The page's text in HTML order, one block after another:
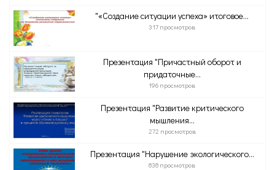
"«Создание ситуации успеха» итоговое...
317 просмотров
Презентация "Причастный оборот и
придаточные...
196 просмотров
Презентация "Развитие критического
мышления...
272 просмотров
Презентация "Нарушение экологического...
838 просмотров